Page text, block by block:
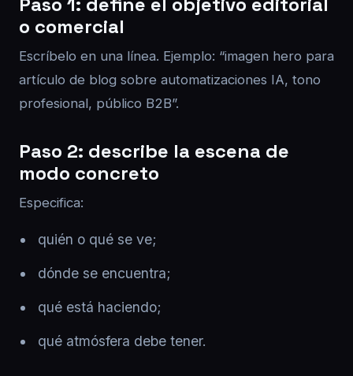
o comercial
Escríbelo en una línea. Ejemplo: “imagen hero para
artículo de blog sobre automatizaciones IA, tono
profesional, público B2B”.
Paso 2: describe la escena de
modo concreto
Especifica:
quién o qué se ve;
dónde se encuentra;
qué está haciendo;
qué atmósfera debe tener.